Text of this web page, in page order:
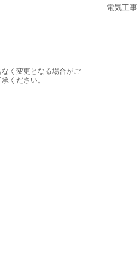
く変更となる場合がご
ください。
電気工事